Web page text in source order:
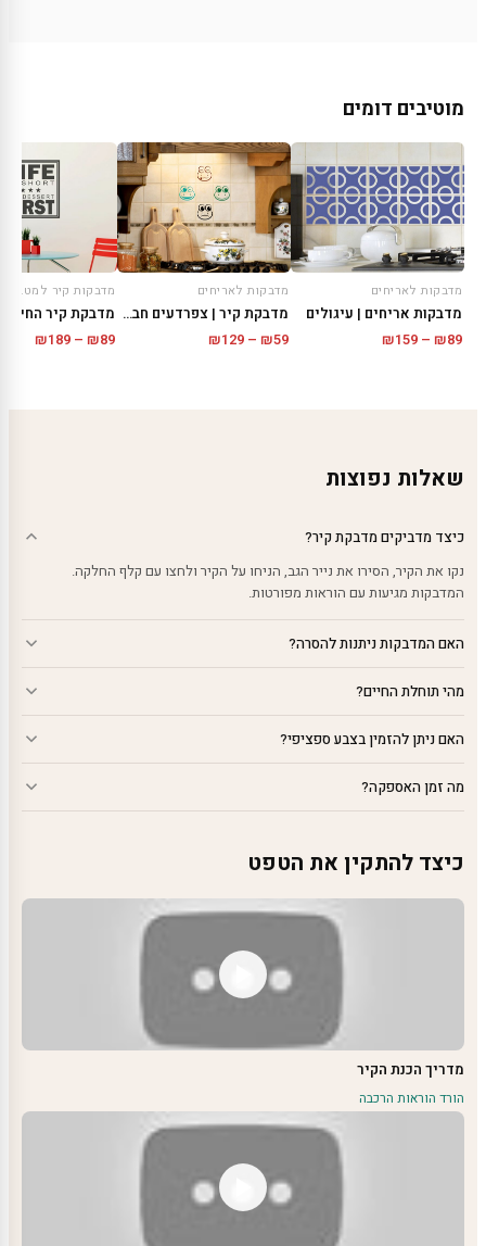
מוטיבים דומים
מדבקות לאריחים
מדבקות אריחים | עיגולים
₪89
–
₪159
מדבקות לאריחים
מדבקת קיר | צפרדעים חביבים
₪59
–
₪129
מדבקות קיר למטבח
מדבקת קיר החיים
₪89
–
₪189
שאלות נפוצות
כיצד מדביקים מדבקת קיר?
נקו את הקיר, הסירו את נייר הגב, הניחו על הקיר ולחצו עם קלף החלקה.
המדבקות מגיעות עם הוראות מפורטות.
האם המדבקות ניתנות להסרה?
מהי תוחלת החיים?
האם ניתן להזמין בצבע ספציפי?
מה זמן האספקה?
כיצד להתקין את הטפט
מדריך הכנת הקיר
הורד הוראות הרכבה